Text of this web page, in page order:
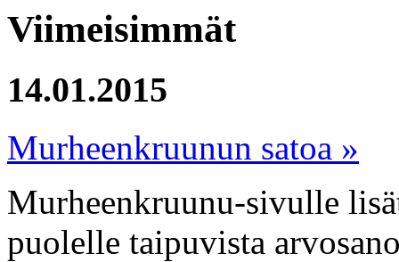
Viimeisimmät
14.01.2015
Murheenkruunun satoa »
Murheenkruunu-sivulle
puolelle taipuvista